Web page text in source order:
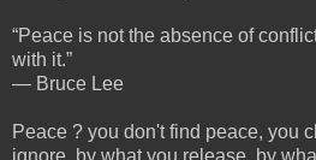
“Peace is not the absence of
with it.”
— Bruce Lee
Peace ? you don't find peace, you